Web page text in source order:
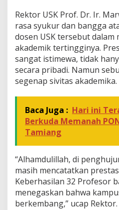
Rektor USK Prof. Dr. Ir.
rasa syukur dan bangga
dosen USK tersebut dalam
akademik tertingginya.
sangat istimewa, tidak
secara pribadi. Namun
segenap sivitas akademika.
Baca Juga : Hari ini
Berkuda Memanah
Tamiang
“Alhamdulillah, di
masih mencatatkan
Keberhasilan 32 Profesor
menegaskan bahwa
berkembang,” ucap Rektor.